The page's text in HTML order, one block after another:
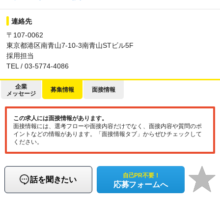
連絡先
〒107-0062
東京都港区南青山7-10-3南青山STビル5F
採用担当
TEL / 03-5774-4086
企業
メッセージ
募集情報 面接情報
この求人には面接情報があります。
面接情報には、選考フローや面接内容だけでなく、面接内容や質問のポ
イントなどの情報があります。「面接情報タブ」からぜひチェックして
ください。
話を聞きたい 自己PR不要！
応募フォームへ